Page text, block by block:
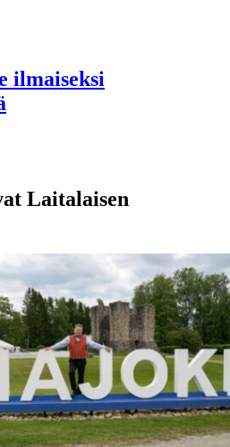
ilmaiseksi
Laitalaisen